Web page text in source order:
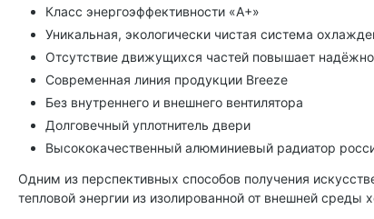
Класс энергоэффективности «А+»
Уникальная, экологически чистая система
Отсутствие движущихся частей повышает
Современная линия продукции Breeze
Без внутреннего и внешнего вентилятора
Долговечный уплотнитель двери
Высококачественный алюминиевый радиатор
Одним из перспективных способов получения
тепловой энергии из изолированной от внешней